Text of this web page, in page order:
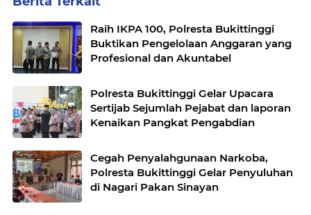
Raih IKPA 100, Polresta Bukittinggi
Buktikan Pengelolaan Anggaran yang
Profesional dan Akuntabel
Polresta Bukittinggi Gelar Upacara
Sertijab Sejumlah Pejabat dan laporan
Kenaikan Pangkat Pengabdian
Cegah Penyalahgunaan Narkoba,
Polresta Bukittinggi Gelar Penyuluhan
di Nagari Pakan Sinayan